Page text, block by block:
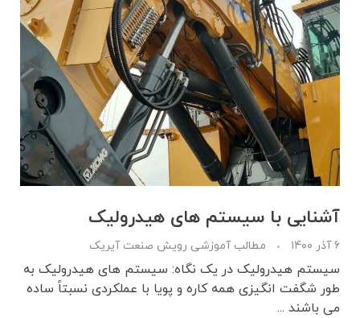
آشنایی با سیستم های هیدرولیک
۶ آذر ۱۴۰۰ مطالب آموزشی رویش صنعت آیریک
سیستم هیدرولیک در یک نگاه: سیستم ­های هیدرولیک به
طور شگفت ­انگیزی همه­ کاره و پویا با عملکردی نسبتاً ساده
می ­باشند ...